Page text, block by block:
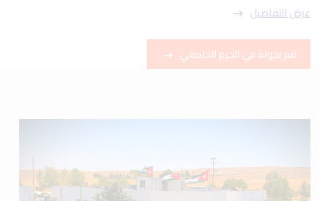
عرض التفاصيل
قم بجولة في الحرم الجامعي